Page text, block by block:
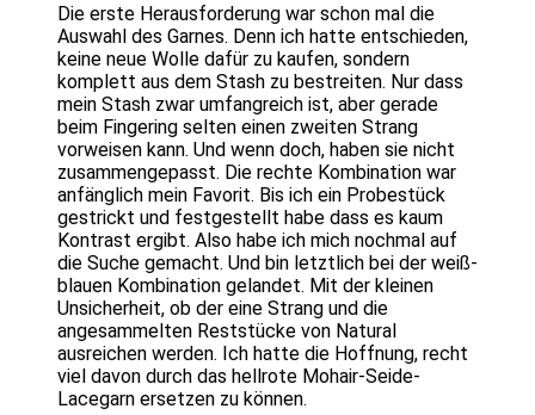
Die erste Herausforderung war schon mal die
Auswahl des Garnes. Denn ich hatte entschieden,
keine neue Wolle dafür zu kaufen, sondern
komplett aus dem Stash zu bestreiten. Nur dass
mein Stash zwar umfangreich ist, aber gerade
beim Fingering selten einen zweiten Strang
vorweisen kann. Und wenn doch, haben sie nicht
zusammengepasst. Die rechte Kombination war
anfänglich mein Favorit. Bis ich ein Probestück
gestrickt und festgestellt habe dass es kaum
Kontrast ergibt. Also habe ich mich nochmal auf
die Suche gemacht. Und bin letztlich bei der weiß-
blauen Kombination gelandet. Mit der kleinen
Unsicherheit, ob der eine Strang und die
angesammelten Reststücke von Natural
ausreichen werden. Ich hatte die Hoffnung, recht
viel davon durch das hellrote Mohair-Seide-
Lacegarn ersetzen zu können.